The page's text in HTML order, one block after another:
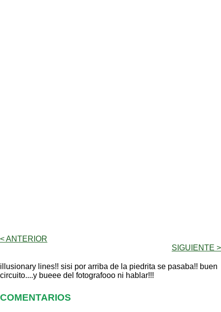
< ANTERIOR
SIGUIENTE >
illusionary lines!! sisi por arriba de la piedrita se pasaba!! buen
circuito....y bueee del fotografooo ni hablar!!!
COMENTARIOS